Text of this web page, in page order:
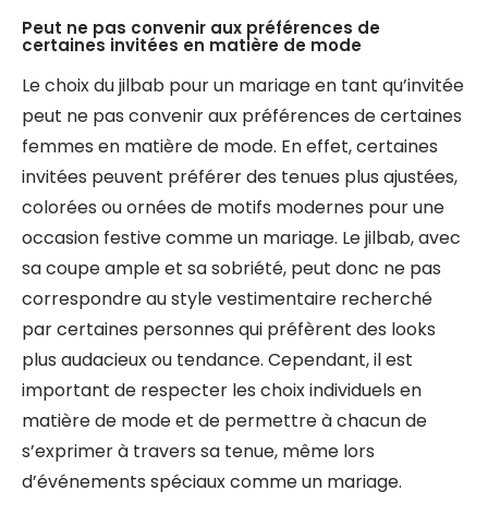
Peut ne pas convenir aux préférences de
certaines invitées en matière de mode
Le choix du jilbab pour un mariage en tant qu’invitée
peut ne pas convenir aux préférences de certaines
femmes en matière de mode. En effet, certaines
invitées peuvent préférer des tenues plus ajustées,
colorées ou ornées de motifs modernes pour une
occasion festive comme un mariage. Le jilbab, avec
sa coupe ample et sa sobriété, peut donc ne pas
correspondre au style vestimentaire recherché
par certaines personnes qui préfèrent des looks
plus audacieux ou tendance. Cependant, il est
important de respecter les choix individuels en
matière de mode et de permettre à chacun de
s’exprimer à travers sa tenue, même lors
d’événements spéciaux comme un mariage.